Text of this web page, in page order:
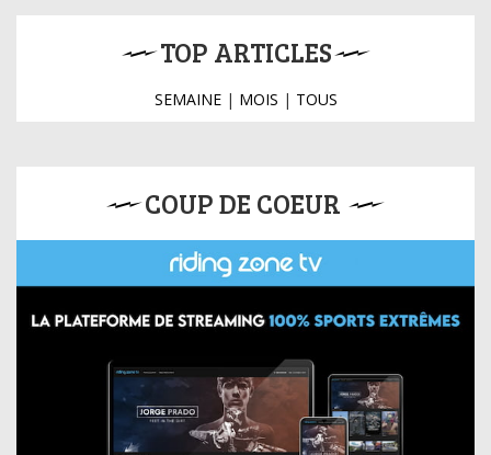
TOP ARTICLES
SEMAINE| MOIS | TOUS
COUP DE COEUR